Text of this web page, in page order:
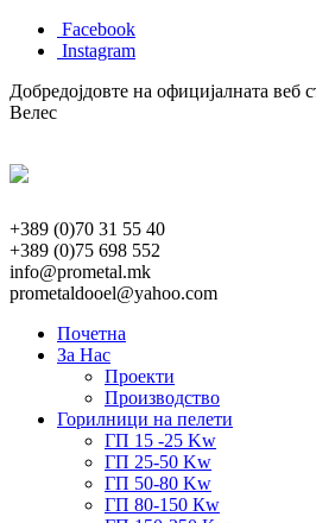
Facebook
Instagram
Добредојдовте на официјалната
Велес
+389 (0)70 31 55 40
+389 (0)75 698 552
info@prometal.mk
prometaldooel@yahoo.com
Почетна
За Нас
Проекти
Производство
Горилници на пелети
ГП 15 -25 Kw
ГП 25-50 Kw
ГП 50-80 Kw
ГП 80-150 Кw